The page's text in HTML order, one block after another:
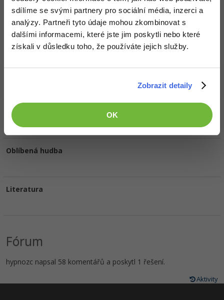
sdílíme se svými partnery pro sociální média, inzerci a
analýzy. Partneři tyto údaje mohou zkombinovat s
dalšími informacemi, které jste jim poskytli nebo které
získali v důsledku toho, že používáte jejich služby.
Zobrazit detaily
OK
Doplňující informace
Oblíbené IDE, Editor
Oblíbené filmy/seriály
Oblíbená hudba
Literatura
Fórum
hypnozc napsal 58 komentářů a poskytl 1 řešení.
Aktivity